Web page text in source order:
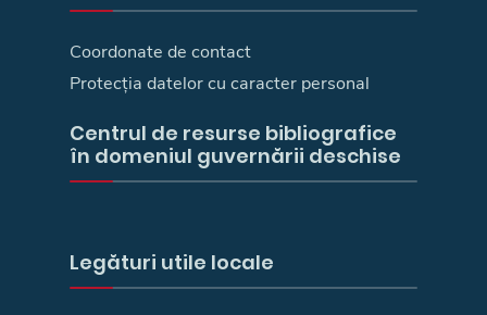
Coordonate de contact
Protecția datelor cu caracter personal
Centrul de resurse bibliografice
în domeniul guvernării deschise
Legături utile locale